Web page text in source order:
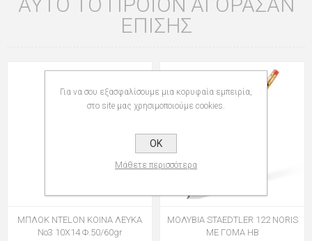
ΕΠΊΣΗΣ
ΜΠΛΟΚ NTELON ΚΟΙΝΑ ΛΕΥΚΑ
Νο3 10Χ14 Φ.50/60gr
ΜΟΛΥΒΙΑ STAEDTLER 122 NORIS
ΜΕ ΓΟΜΑ HB
Για να σου εξασφαλίσουμε μια κορυφαία εμπειρία,
στο site μας χρησιμοποιούμε cookies.
OK
Μάθετε περισσότερα